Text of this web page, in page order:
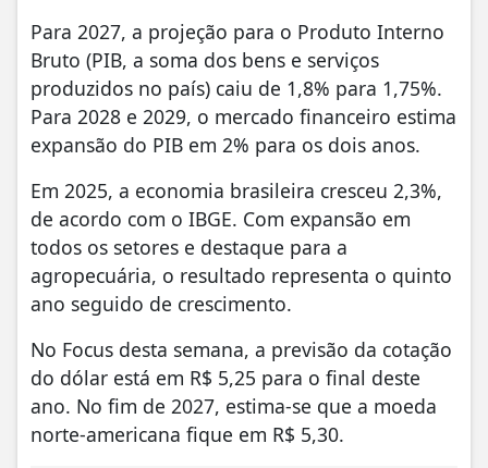
Para 2027, a projeção para o Produto Interno
Bruto (PIB, a soma dos bens e serviços
produzidos no país) caiu de 1,8% para 1,75%.
Para 2028 e 2029, o mercado financeiro estima
expansão do PIB em 2% para os dois anos.
Em 2025, a economia brasileira cresceu 2,3%,
de acordo com o IBGE. Com expansão em
todos os setores e destaque para a
agropecuária, o resultado representa o quinto
ano seguido de crescimento.
No Focus desta semana, a previsão da cotação
do dólar está em R$ 5,25 para o final deste
ano. No fim de 2027, estima-se que a moeda
norte-americana fique em R$ 5,30.